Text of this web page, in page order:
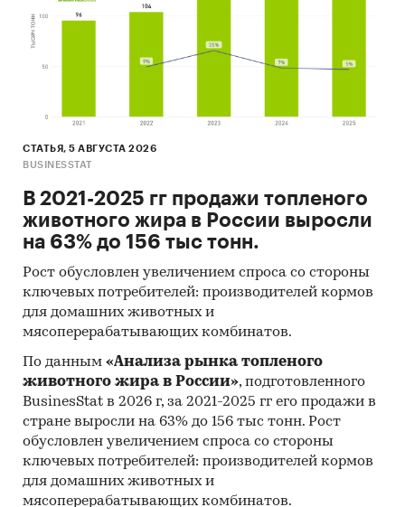
СТАТЬЯ, 5 АВГУСТА 2026
BUSINESSTAT
В 2021-2025 гг продажи топленого
животного жира в России выросли
на 63% до 156 тыс тонн.
Рост обусловлен увеличением спроса со стороны
ключевых потребителей: производителей кормов
для домашних животных и
мясоперерабатывающих комбинатов.
По данным «Анализа рынка топленого
животного жира в России», подготовленного
BusinesStat в 2026 г, за 2021-2025 гг его продажи в
стране выросли на 63% до 156 тыс тонн. Рост
обусловлен увеличением спроса со стороны
ключевых потребителей: производителей кормов
для домашних животных и
мясоперерабатывающих комбинатов.